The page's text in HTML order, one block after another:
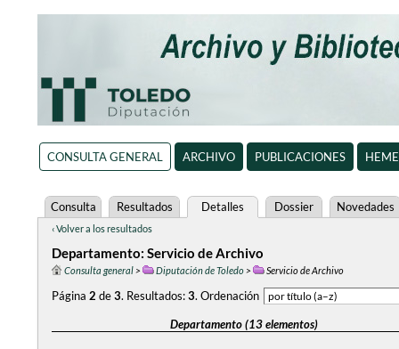
CONSULTA GENERAL ARCHIVO PUBLICACIONES
Consulta Resultados Detalles Dossier Novedades
‹ Volver a los resultados
Departamento: Servicio de Archivo
Consulta general> Diputación de Toledo> Servicio de Archivo
Página 2 de3. Resultados:3. Ordenación
Departamento (13 elementos)